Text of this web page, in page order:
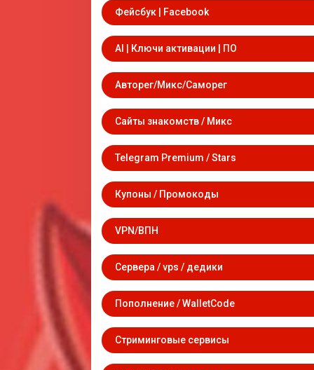
Фейсбук | Facebook
AI | Ключи активации | ПО
Авторег/Микс/Саморег
Сайты знакомств / Микс
Telegram Premium / Stars
Купоны / Промокоды
VPN/ВПН
Сервера / vps / дедики
Пополнение / WalletCode
Стриминговые сервисы